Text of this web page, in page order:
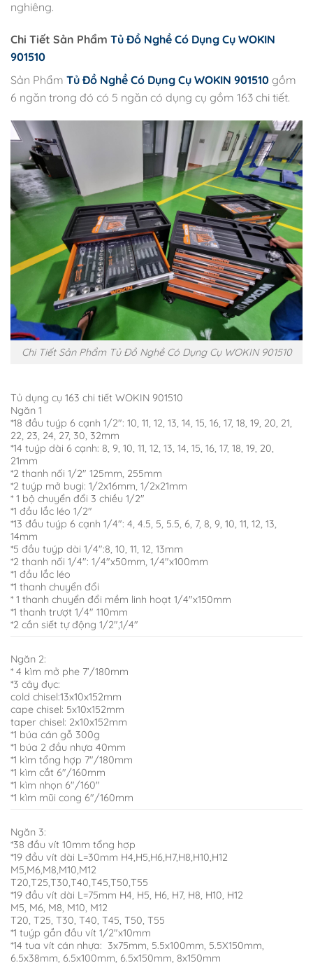
nghiêng.
Chi Tiết Sản Phẩm Tủ Đồ Nghề Có Dụng Cụ WOKIN
901510
Sản Phẩm Tủ Đồ Nghề Có Dụng Cụ WOKIN 901510 gồm
6 ngăn trong đó có 5 ngăn có dụng cụ gồm 163 chi tiết.
Chi Tiết Sản Phẩm Tủ Đồ Nghề Có Dụng Cụ WOKIN 901510
Tủ dụng cụ 163 chi tiết WOKIN 901510
Ngăn 1
*18 đầu tuýp 6 cạnh 1/2″: 10, 11, 12, 13, 14, 15, 16, 17, 18, 19, 20, 21,
22, 23, 24, 27, 30, 32mm
*14 tuýp dài 6 cạnh: 8, 9, 10, 11, 12, 13, 14, 15, 16, 17, 18, 19, 20,
21mm
*2 thanh nối 1/2″ 125mm, 255mm
*2 tuýp mở bugi: 1/2x16mm, 1/2x21mm
* 1 bộ chuyển đổi 3 chiều 1/2″
*1 đầu lắc léo 1/2″
*13 đầu tuýp 6 cạnh 1/4″: 4, 4.5, 5, 5.5, 6, 7, 8, 9, 10, 11, 12, 13,
14mm
*5 đầu tuýp dài 1/4″:8, 10, 11, 12, 13mm
*2 thanh nối 1/4″: 1/4″x50mm, 1/4″x100mm
*1 đầu lắc léo
*1 thanh chuyển đổi
* 1 thanh chuyển đổi mềm linh hoạt 1/4″x150mm
*1 thanh trượt 1/4″ 110mm
*2 cần siết tự động 1/2″,1/4″
Ngăn 2:
* 4 kìm mở phe 7’/180mm
*3 cây đục:
cold chisel:13x10x152mm
cape chisel: 5x10x152mm
taper chisel: 2x10x152mm
*1 búa cán gỗ 300g
*1 búa 2 đầu nhựa 40mm
*1 kìm tổng hợp 7″/180mm
*1 kìm cắt 6″/160mm
*1 kìm nhọn 6″/160″
*1 kìm mũi cong 6″/160mm
Ngăn 3:
*38 đầu vít 10mm tổng hợp
*19 đầu vít dài L=30mm H4,H5,H6,H7,H8,H10,H12
M5,M6,M8,M10,M12
T20,T25,T30,T40,T45,T50,T55
*19 đầu vít dài L=75mm H4, H5, H6, H7, H8, H10, H12
M5, M6, M8, M10, M12
T20, T25, T30, T40, T45, T50, T55
*1 tuýp gắn đầu vít 1/2″x10mm
*14 tua vít cán nhựa: 3x75mm, 5.5x100mm, 5.5X150mm,
6.5x38mm, 6.5x100mm, 6.5x150mm, 8x150mm